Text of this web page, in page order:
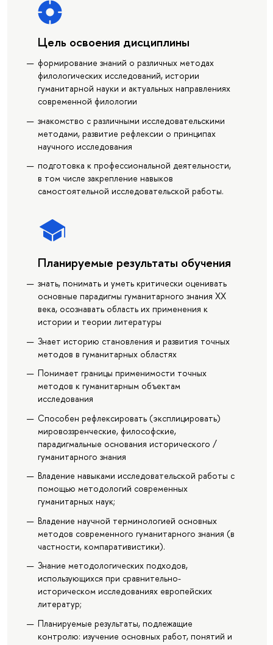
Цель освоения дисциплины
формирование знаний о различных методах
филологических исследований, истории
гуманитарной науки и актуальных направлениях
современной филологии
знакомство с различными исследовательскими
методами, развитие рефлексии о принципах
научного исследования
подготовка к профессиональной деятельности,
в том числе закрепление навыков
самостоятельной исследовательской работы.
Планируемые результаты обучения
знать, понимать и уметь критически оценивать
основные парадигмы гуманитарного знания ХХ
века, осознавать область их применения к
истории и теории литературы
Знает историю становления и развития точных
методов в гуманитарных областях
Понимает границы применимости точных
методов к гуманитарным объектам
исследования
Cпособен рефлексировать (эксплицировать)
мировоззренческие, философские,
парадигмальные основания исторического /
гуманитарного знания
Владение навыками исследовательской работы с
помощью методологий современных
гуманитарных наук;
Владение научной терминологией основных
методов современного гуманитарного знания (в
частности, компаративистики).
Знание методологических подходов,
использующихся при сравнительно-
историческом исследованиях европейских
литератур;
Планируемые результаты, подлежащие
контролю: изучение основных работ, понятий и